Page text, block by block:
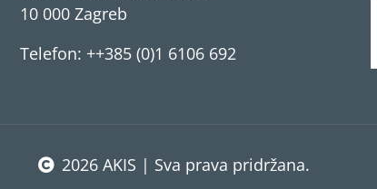
10 000 Zagreb
Telefon: ++385 (0)1 6106 692
2026 AKIS | Sva prava pridržana.